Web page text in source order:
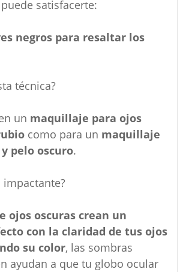
satisfacerte:
negros para resaltar los
técnica?
un maquillaje para ojos
como para un maquillaje
pelo oscuro.
impactante?
ojos oscuras crean un
con la claridad de tus ojos
su color, las sombras
ayudan a que tu globo ocular